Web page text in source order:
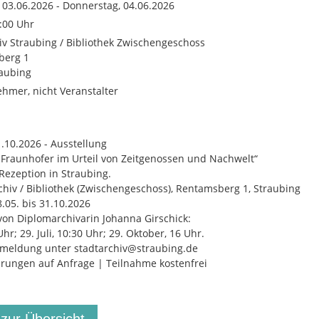
- Donnerstag, 04.06.2026
Uhr
Straubing / Bibliothek Zwischengeschoss
1
nicht Veranstalter
- Ausstellung
Fraunhofer im Urteil von Zeitgenossen und Nachwelt“
in Straubing.
/ Bibliothek (Zwischengeschoss), Rentamsberg 1, Straubing
bis 31.10.2026
Diplomarchivarin Johanna Girschick:
29. Juli, 10:30 Uhr; 29. Oktober, 16 Uhr.
unter stadtarchiv@straubing.de
auf Anfrage | Teilnahme kostenfrei